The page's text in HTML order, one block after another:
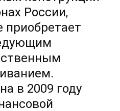
России,
приобретает
в 2009 году